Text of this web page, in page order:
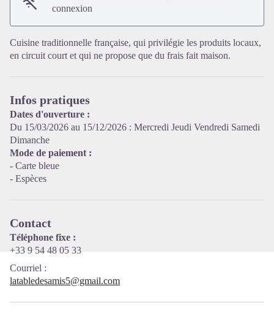
Voir l'image en plein écran
connexion
Cuisine traditionnelle française, qui privilégie les produits locaux,
en circuit court et qui ne propose que du frais fait maison.
Infos pratiques
Dates d'ouverture :
Du 15/03/2026 au 15/12/2026 : Mercredi Jeudi Vendredi Samedi
Dimanche
Mode de paiement :
- Carte bleue
- Espèces
Contact
Téléphone fixe :
+33 9 54 48 05 33
Courriel :
latabledesamis5@gmail.com